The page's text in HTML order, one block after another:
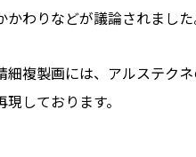
わりなどが議論されました
細複製画には、アルステク
しております。